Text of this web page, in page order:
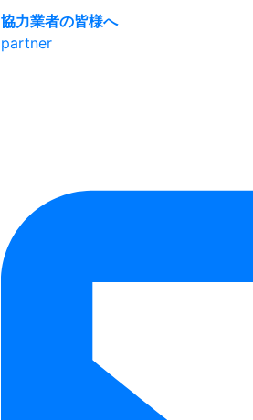
協力業者の皆様へ
partner